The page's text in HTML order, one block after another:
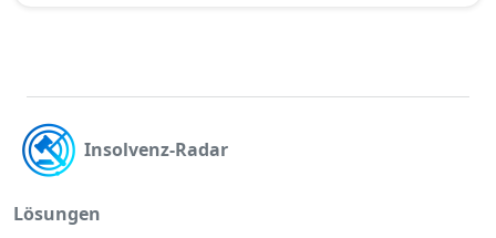
Insolvenz-Radar
Lösungen